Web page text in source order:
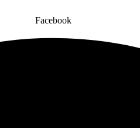
Facebook